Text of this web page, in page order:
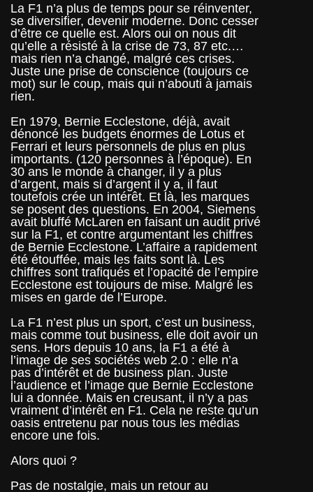
La F1 n’a plus de temps pour se réinventer,
se diversifier, devenir moderne. Donc cesser
d’être ce quelle est. Alors oui on nous dit
qu’elle a résisté à la crise de 73, 87 etc.…
mais rien n’a changé, malgré ces crises.
Juste une prise de conscience (toujours ce
mot) sur le coup, mais qui n’abouti à jamais
rien.
En 1979, Bernie Ecclestone, déjà, avait
dénoncé les budgets énormes de Lotus et
Ferrari et leurs personnels de plus en plus
importants. (120 personnes à l’époque). En
30 ans le monde à changer, il y a plus
d’argent, mais si d’argent il y a, il faut
toutefois crée un intérêt. Et là, les marques
se posent des questions. En 2004, Siemens
avait bluffé McLaren en faisant un audit privé
sur la F1, et contre argumentant les chiffres
de Bernie Ecclestone. L’affaire a rapidement
été étouffée, mais les faits sont là. Les
chiffres sont trafiqués et l’opacité de l’empire
Ecclestone est toujours de mise. Malgré les
mises en garde de l’Europe.
La F1 n’est plus un sport, c’est un business,
mais comme tout business, elle doit avoir un
sens. Hors depuis 10 ans, la F1 a été à
l’image de ses sociétés web 2.0 : elle n’a
pas d’intérêt et de business plan. Juste
l’audience et l’image que Bernie Ecclestone
lui a donnée. Mais en creusant, il n’y a pas
vraiment d’intérêt en F1. Cela ne reste qu’un
oasis entretenu par nous tous les médias
encore une fois.
Alors quoi ?
Pas de nostalgie, mais un retour au